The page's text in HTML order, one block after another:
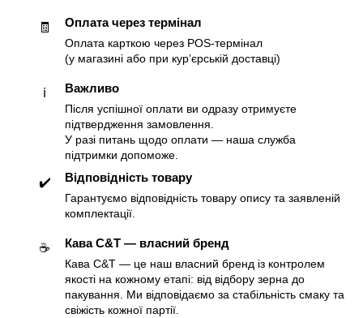
🧾 Оплата через термінал
Оплата карткою через POS-термінал
(у магазині або при курʼєрській доставці)
ℹ️ Важливо
Після успішної оплати ви одразу отримуєте
підтвердження замовлення.
У разі питань щодо оплати — наша служба
підтримки допоможе.
✔️ Відповідність товару
Гарантуємо відповідність товару опису та заявленій
комплектації.
☕️ Кава C&T — власний бренд
Кава C&T — це наш власний бренд із контролем
якості на кожному етапі: від відбору зерна до
пакування. Ми відповідаємо за стабільність смаку та
свіжість кожної партії.